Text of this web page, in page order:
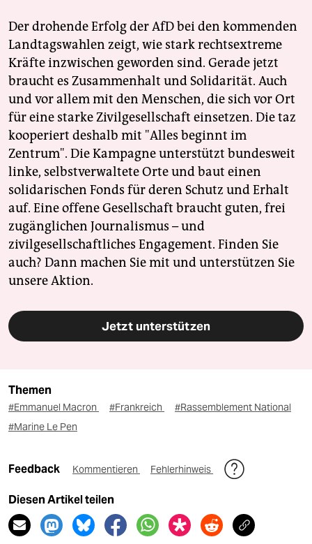
Der drohende Erfolg der AfD bei den kommenden
Landtagswahlen zeigt, wie stark rechtsextreme
Kräfte inzwischen geworden sind. Gerade jetzt
braucht es Zusammenhalt und Solidarität. Auch
und vor allem mit den Menschen, die sich vor Ort
für eine starke Zivilgesellschaft einsetzen. Die taz
kooperiert deshalb mit "Alles beginnt im
Zentrum". Die Kampagne unterstützt bundesweit
linke, selbstverwaltete Orte und baut einen
solidarischen Fonds für deren Schutz und Erhalt
auf. Eine offene Gesellschaft braucht guten, frei
zugänglichen Journalismus – und
zivilgesellschaftliches Engagement. Finden Sie
auch? Dann machen Sie mit und unterstützen Sie
unsere Aktion.
Jetzt unterstützen
Themen
#Emmanuel Macron #Frankreich
#Rassemblement National
#Marine Le Pen
Feedback Kommentieren Fehlerhinweis
Diesen Artikel teilen